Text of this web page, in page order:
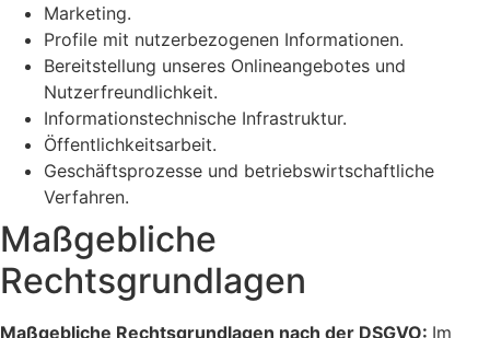
Marketing.
Profile mit nutzerbezogenen Informationen.
Bereitstellung unseres Onlineangebotes und
Nutzerfreundlichkeit.
Informationstechnische Infrastruktur.
Öffentlichkeitsarbeit.
Geschäftsprozesse und betriebswirtschaftliche
Verfahren.
Maßgebliche
Rechtsgrundlagen
Maßgebliche Rechtsgrundlagen nach der DSGVO: Im